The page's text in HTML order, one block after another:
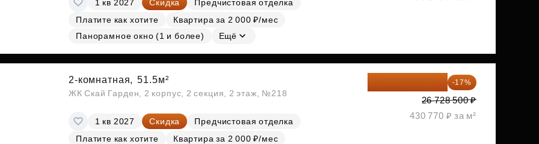
Субсидии
1 кв 2027 Скидка
Предчистовая отделка
Платите как хотите
Квартира за 2 000 ₽/мес
Панорамное окно (1 и более)
Ещё
2-комнатная, 51.5м²
ЖК Скай Гарден, 2 корпус, 2 секция, 2 этаж, №218
1 кв 2027 Скидка
Предчистовая отделка
Платите как хотите
Квартира за 2 000 ₽/мес
-17%
26 728 500 ₽
430 770 ₽ за м²